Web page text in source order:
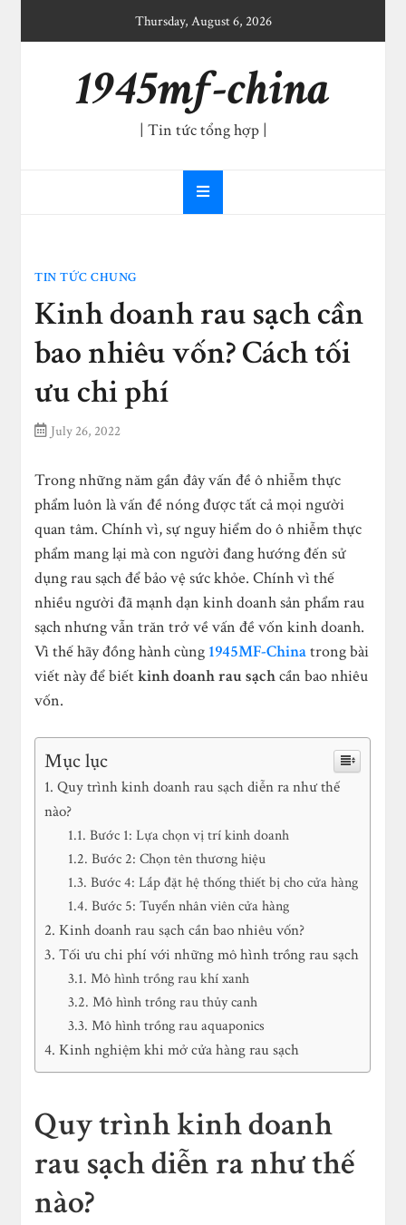
Thursday, August 6, 2026
1945mf-china
| Tin tức tổng hợp |
TIN TỨC CHUNG
Kinh doanh rau sạch cần
bao nhiêu vốn? Cách tối
ưu chi phí
July 26, 2022
Trong những năm gần đây vấn đề ô nhiễm thực
phẩm luôn là vấn đề nóng được tất cả mọi người
quan tâm. Chính vì, sự nguy hiểm do ô nhiễm thực
phẩm mang lại mà con người đang hướng đến sử
dụng rau sạch để bảo vệ sức khỏe. Chính vì thế
nhiều người đã mạnh dạn kinh doanh sản phẩm rau
sạch nhưng vẫn trăn trở về vấn đề vốn kinh doanh.
Vì thế hãy đồng hành cùng 1945MF-Chinatrong bài
viết này để biếtkinh doanh rau sạchcần bao nhiêu
vốn.
Mục lục
Quy trình kinh doanh rau sạch diễn ra như thế
nào?
Bước 1: Lựa chọn vị trí kinh doanh
Bước 2: Chọn tên thương hiệu
Bước 4: Lắp đặt hệ thống thiết bị cho cửa hàng
Bước 5: Tuyển nhân viên cửa hàng
Kinh doanh rau sạch cần bao nhiêu vốn?
Tối ưu chi phí với những mô hình trồng rau sạch
Mô hình trồng rau khí xanh
Mô hình trồng rau thủy canh
Mô hình trồng rau aquaponics
Kinh nghiệm khi mở cửa hàng rau sạch
Quy trình kinh doanh
rau sạch diễn ra như thế
nào?